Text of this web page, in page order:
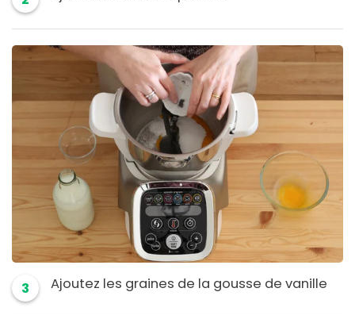
3 Ajoutez les graines de la gousse de vanille